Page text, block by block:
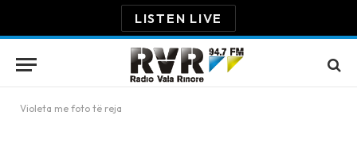
LISTEN LIVE
Violeta me foto të reja